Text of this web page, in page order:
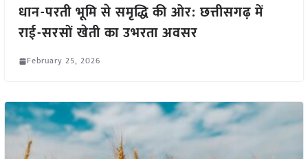
धान-परती भूमि से समृद्धि की ओर: छत्तीसगढ़ में
राई-सरसों खेती का उभरता अवसर
February 25, 2026